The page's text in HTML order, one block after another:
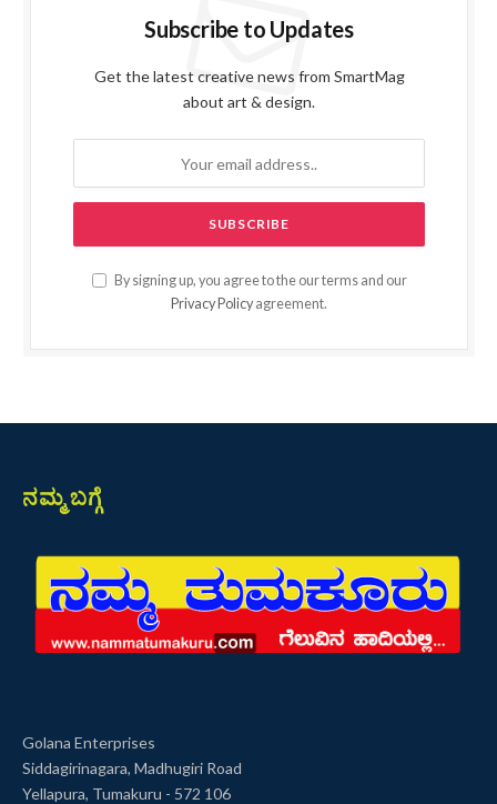
Subscribe to Updates
Get the latest creative news from SmartMag
about art & design.
By signing up, you agree to the our terms and our
Privacy Policy agreement.
ನಮ್ಮ ಬಗ್ಗೆ
Golana Enterprises
Siddagirinagara, Madhugiri Road
Yellapura, Tumakuru - 572 106